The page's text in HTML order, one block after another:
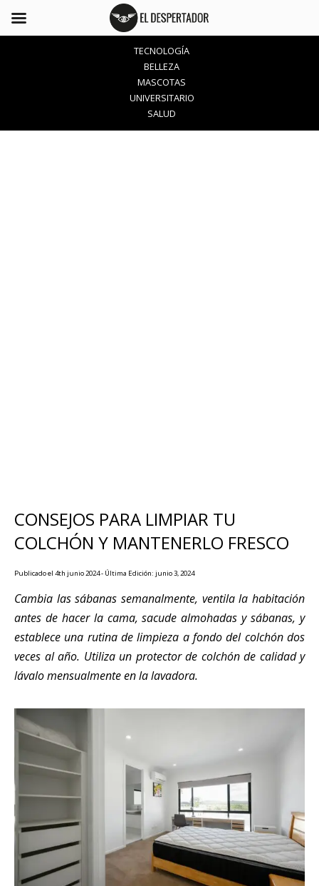
TECNOLOGÍA
BELLEZA
MASCOTAS
UNIVERSITARIO
SALUD
CONSEJOS PARA LIMPIAR TU
COLCHÓN Y MANTENERLO FRESCO
Publicado el 4th junio 2024 - Última Edición: junio 3, 2024
Cambia las sábanas semanalmente, ventila la habitación
antes de hacer la cama, sacude almohadas y sábanas, y
establece una rutina de limpieza a fondo del colchón dos
veces al año. Utiliza un protector de colchón de calidad y
lávalo mensualmente en la lavadora.